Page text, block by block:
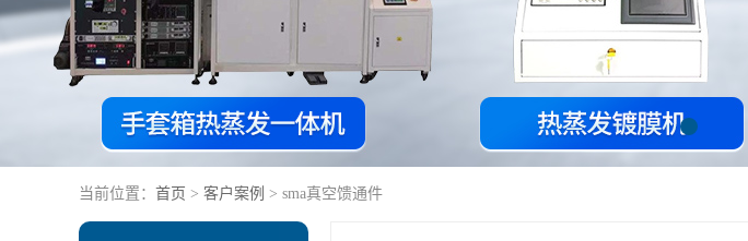
当前位置： 首页 > 客户案例 > sma真空馈通件